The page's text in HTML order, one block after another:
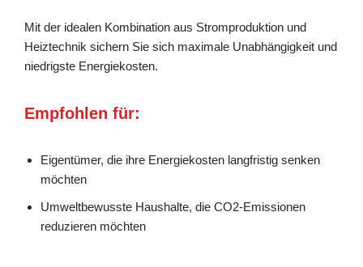
Mit der idealen Kombination aus Stromproduktion und
Heiztechnik sichern Sie sich maximale Unabhängigkeit und
niedrigste Energiekosten.
Empfohlen für:
Eigentümer, die ihre Energiekosten langfristig senken
möchten
Umweltbewusste Haushalte, die CO2-Emissionen
reduzieren möchten